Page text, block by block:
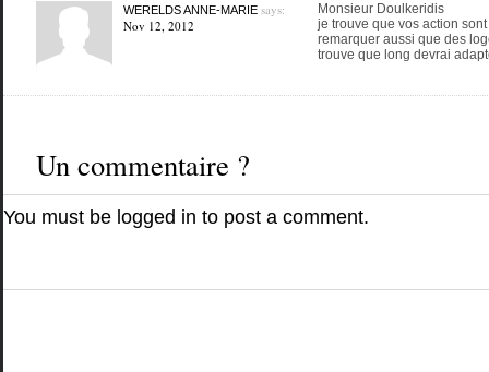
WERELDS ANNE-MARIEsays:
Nov 12, 2012
Monsieur Doulkeridis
je trouve que vos action
remarquer aussi que des
trouve que long devrai
Un commentaire ?
You must be logged in to post a comment.